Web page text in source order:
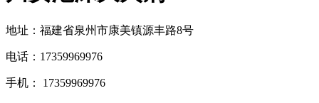
地址：福建省泉州市康美镇源丰路8号
电话：17359969976
手机： 17359969976